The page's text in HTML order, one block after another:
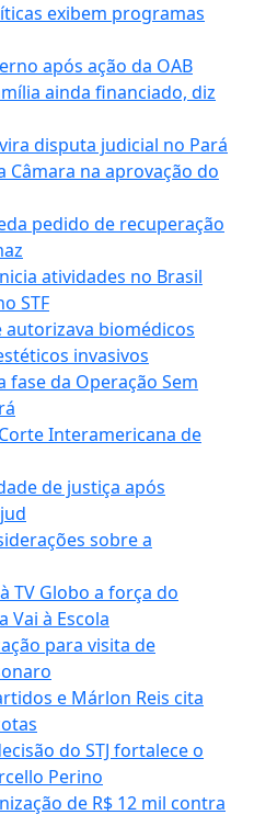
exibem programas
após ação da OAB
ainda financiado, diz
disputa judicial no Pará
na aprovação do
pedido de recuperação
atividades no Brasil
STF
biomédicos
invasivos
da Operação Sem
Interamericana de
de justiça após
sobre a
TV Globo a força do
Vai à Escola
para visita de
e Márlon Reis cita
do STJ fortalece o
Perino
de R$ 12 mil contra